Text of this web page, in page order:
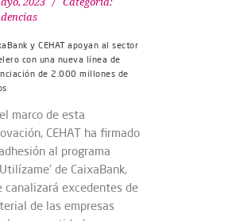
y CEHAT apoyan al sector
con una nueva línea de
de 2.000 millones de
marco de esta
CEHAT ha firmado
al programa
de CaixaBank,
canalizará excedentes de
de las empresas